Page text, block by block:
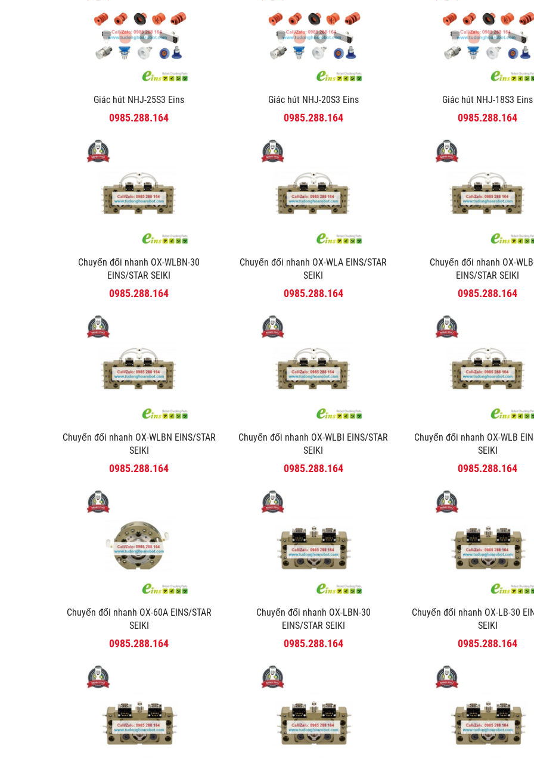
Giác hút NHJ-25S3 Eins
0985.288.164
Giác hút NHJ-20S3 Eins
0985.288.164
Giác hút NHJ-18S3 Eins
0985.288.164
Chuyển đổi nhanh OX-WLBN-30
EINS/STAR SEIKI
0985.288.164
Chuyển đổi nhanh OX-WLA EINS/STAR
SEIKI
0985.288.164
Chuyển đổi nhanh OX-
EINS/STAR SEIKI
0985.288.164
Chuyển đổi nhanh OX-WLBN EINS/STAR
SEIKI
0985.288.164
Chuyển đổi nhanh OX-WLBI EINS/STAR
SEIKI
0985.288.164
Chuyển đổi nhanh OX-WLB
SEIKI
0985.288.164
Chuyển đổi nhanh OX-60A EINS/STAR
SEIKI
0985.288.164
Chuyển đổi nhanh OX-LBN-30
EINS/STAR SEIKI
0985.288.164
Chuyển đổi nhanh OX-LB-30
SEIKI
0985.288.164